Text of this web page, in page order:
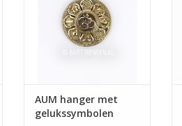
AUM hanger met
gelukssymbolen